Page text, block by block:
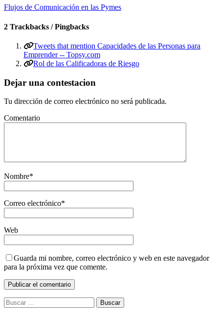
Flujos de Comunicación en las Pymes
2 Trackbacks / Pingbacks
Tweets that mention Capacidades de las Personas para
Emprender -- Topsy.com
Rol de las Calificadoras de Riesgo
Dejar una contestacion
Tu dirección de correo electrónico no será publicada.
Comentario
Nombre*
Correo electrónico*
Web
Guarda mi nombre, correo electrónico y web en este navegador
para la próxima vez que comente.
Buscar: